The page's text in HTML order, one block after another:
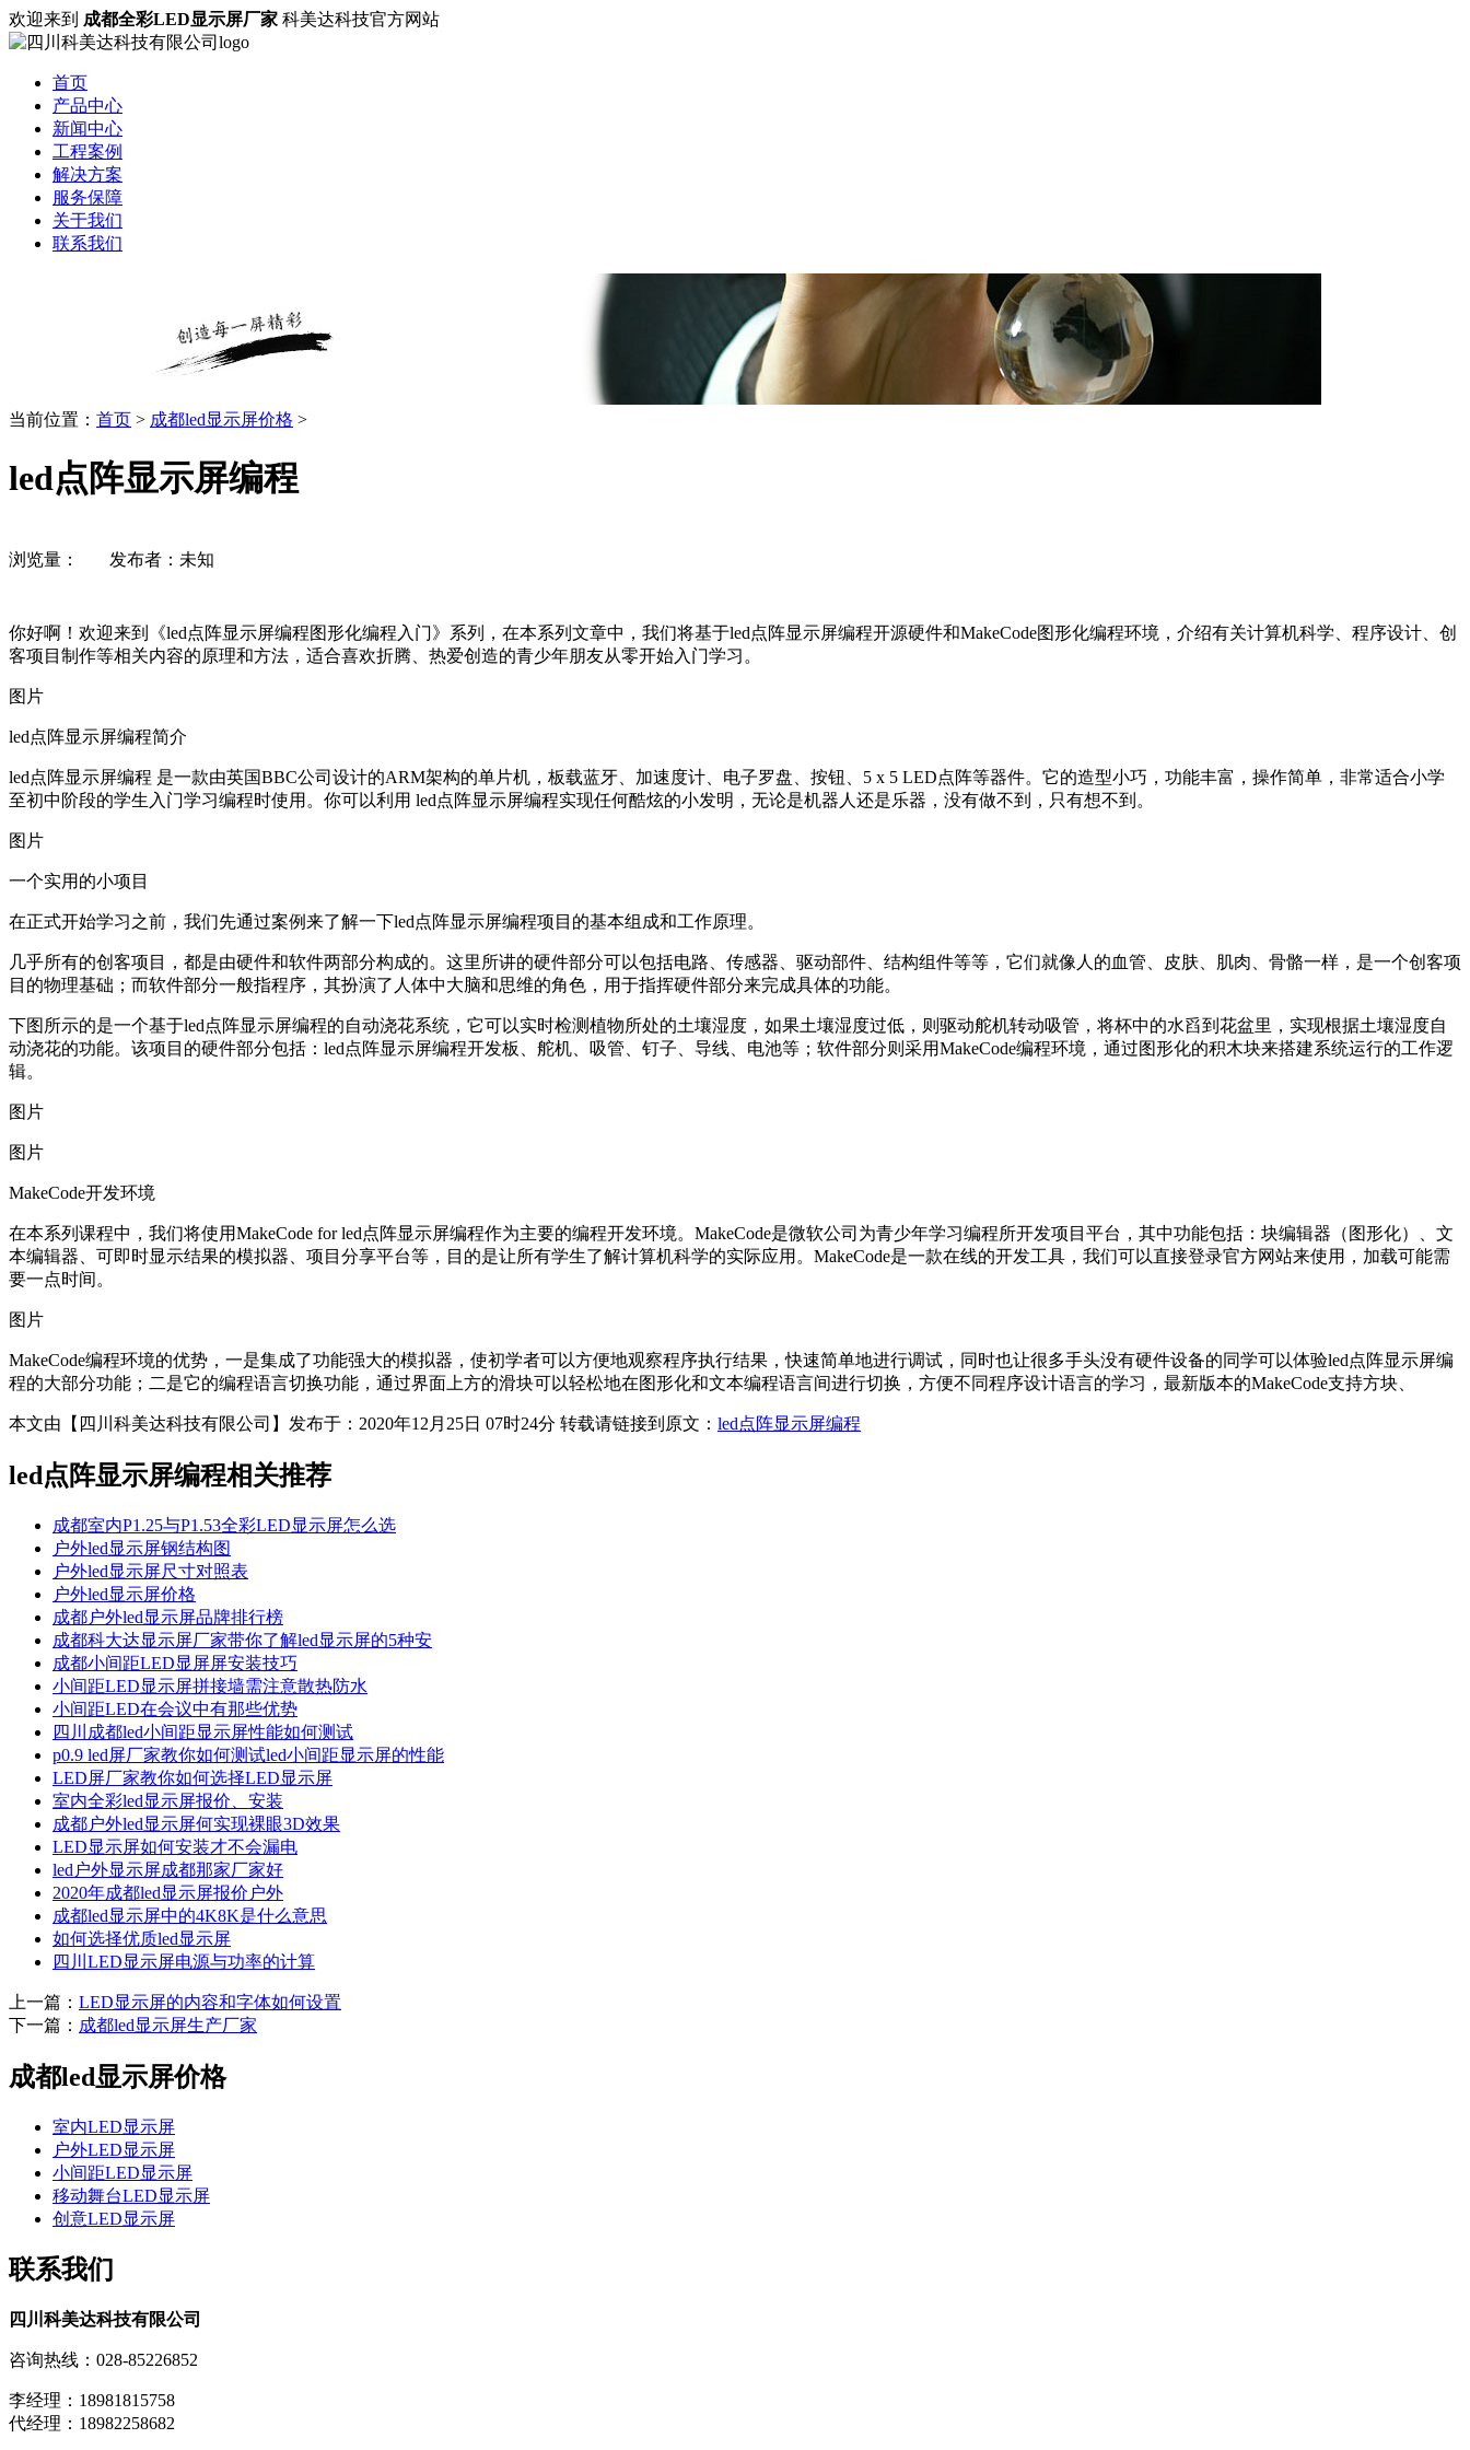
欢迎来到 成都全彩LED显示屏厂家 科美达科技官方网站
首页
产品中心
新闻中心
工程案例
解决方案
服务保障
关于我们
联系我们
当前位置： 首页 > 成都led显示屏价格 >
led点阵显示屏编程
浏览量： 发布者：未知
你好啊！欢迎来到《led点阵显示屏编程图形化编程入门》系列，在本系列文章中，我们将基于led点阵显示屏编程开源硬件和MakeCode图形化编程环境，介绍有关计算机科学、程序设计、创
客项目制作等相关内容的原理和方法，适合喜欢折腾、热爱创造的青少年朋友从零开始入门学习。
图片
led点阵显示屏编程简介
led点阵显示屏编程 是一款由英国BBC公司设计的ARM架构的单片机，板载蓝牙、加速度计、电子罗盘、按钮、5 x 5 LED点阵等器件。它的造型小巧，功能丰富，操作简单，非常适合小学
至初中阶段的学生入门学习编程时使用。你可以利用 led点阵显示屏编程实现任何酷炫的小发明，无论是机器人还是乐器，没有做不到，只有想不到。
图片
一个实用的小项目
在正式开始学习之前，我们先通过案例来了解一下led点阵显示屏编程项目的基本组成和工作原理。
几乎所有的创客项目，都是由硬件和软件两部分构成的。这里所讲的硬件部分可以包括电路、传感器、驱动部件、结构组件等等，它们就像人的血管、皮肤、肌肉、骨骼一样，是一个创客项
目的物理基础；而软件部分一般指程序，其扮演了人体中大脑和思维的角色，用于指挥硬件部分来完成具体的功能。
下图所示的是一个基于led点阵显示屏编程的自动浇花系统，它可以实时检测植物所处的土壤湿度，如果土壤湿度过低，则驱动舵机转动吸管，将杯中的水舀到花盆里，实现根据土壤湿度自
动浇花的功能。该项目的硬件部分包括：led点阵显示屏编程开发板、舵机、吸管、钉子、导线、电池等；软件部分则采用MakeCode编程环境，通过图形化的积木块来搭建系统运行的工作逻
辑。
图片
图片
MakeCode开发环境
在本系列课程中，我们将使用MakeCode for led点阵显示屏编程作为主要的编程开发环境。MakeCode是微软公司为青少年学习编程所开发项目平台，其中功能包括：块编辑器（图形化）、文
本编辑器、可即时显示结果的模拟器、项目分享平台等，目的是让所有学生了解计算机科学的实际应用。MakeCode是一款在线的开发工具，我们可以直接登录官方网站来使用，加载可能需
要一点时间。
图片
MakeCode编程环境的优势，一是集成了功能强大的模拟器，使初学者可以方便地观察程序执行结果，快速简单地进行调试，同时也让很多手头没有硬件设备的同学可以体验led点阵显示屏编
程的大部分功能；二是它的编程语言切换功能，通过界面上方的滑块可以轻松地在图形化和文本编程语言间进行切换，方便不同程序设计语言的学习，最新版本的MakeCode支持方块、
本文由【四川科美达科技有限公司】发布于：2020年12月25日 07时24分 转载请链接到原文： led点阵显示屏编程
led点阵显示屏编程相关推荐
成都室内P1.25与P1.53全彩LED显示屏怎么选
户外led显示屏钢结构图
户外led显示屏尺寸对照表
户外led显示屏价格
成都户外led显示屏品牌排行榜
成都科大达显示屏厂家带你了解led显示屏的5种安
成都小间距LED显屏屏安装技巧
小间距LED显示屏拼接墙需注意散热防水
小间距LED在会议中有那些优势
四川成都led小间距显示屏性能如何测试
p0.9 led屏厂家教你如何测试led小间距显示屏的性能
LED屏厂家教你如何选择LED显示屏
室内全彩led显示屏报价、安装
成都户外led显示屏何实现裸眼3D效果
LED显示屏如何安装才不会漏电
led户外显示屏成都那家厂家好
2020年成都led显示屏报价户外
成都led显示屏中的4K8K是什么意思
如何选择优质led显示屏
四川LED显示屏电源与功率的计算
上一篇： LED显示屏的内容和字体如何设置
下一篇： 成都led显示屏生产厂家
成都led显示屏价格
室内LED显示屏
户外LED显示屏
小间距LED显示屏
移动舞台LED显示屏
创意LED显示屏
联系我们
四川科美达科技有限公司
咨询热线：028-85226852
李经理：18981815758
代经理：18982258682